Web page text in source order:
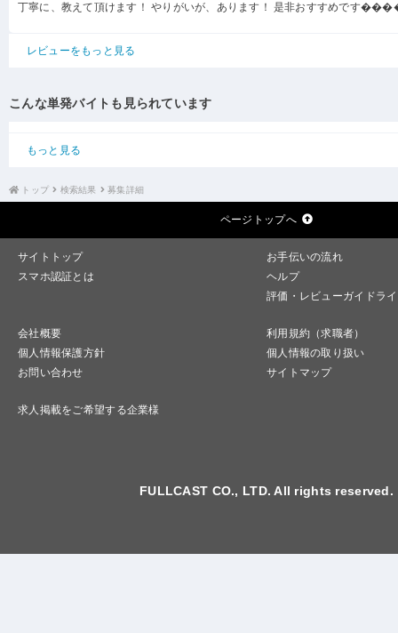
丁寧に、教えて頂けます！ やりがいが、あります！ 是非おすすめです
レビューをもっと見る
こんな単発バイトも見られています
もっと見る
トップ 検索結果 募集詳細
ページトップへ
サイトトップ
お手伝いの流れ
スマホ認証とは
ヘルプ
評価・レビューガイドラ
会社概要
利用規約（求職者）
個人情報保護方針
個人情報の取り扱い
お問い合わせ
サイトマップ
求人掲載をご希望する企業様
FULLCAST CO., LTD. All rights reserved.